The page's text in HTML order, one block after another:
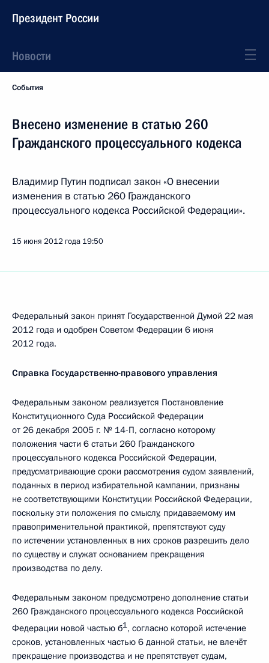
Президент России
Новости
События
Внесено изменение в статью 260
Гражданского процессуального кодекса
Владимир Путин подписал закон «О внесении
изменения в статью 260 Гражданского
процессуального кодекса Российской Федерации».
15 июня 2012 года 19:50
Федеральный закон принят Государственной Думой 22 мая
2012 года и одобрен Советом Федерации 6 июня
2012 года.
Справка Государственно-правового управления
Федеральным законом реализуется Постановление
Конституционного Суда Российской Федерации
от 26 декабря 2005 г. № 14-П, согласно которому
положения части 6 статьи 260 Гражданского
процессуального кодекса Российской Федерации,
предусматривающие сроки рассмотрения судом заявлений,
поданных в период избирательной кампании, признаны
не соответствующими Конституции Российской Федерации,
поскольку эти положения по смыслу, придаваемому им
правоприменительной практикой, препятствуют суду
по истечении установленных в них сроков разрешить дело
по существу и служат основанием прекращения
производства по делу.
Федеральным законом предусмотрено дополнение статьи
260 Гражданского процессуального кодекса Российской
Федерации новой частью б1, согласно которой истечение
сроков, установленных частью 6 данной статьи, не влечёт
прекращение производства и не препятствует судам,